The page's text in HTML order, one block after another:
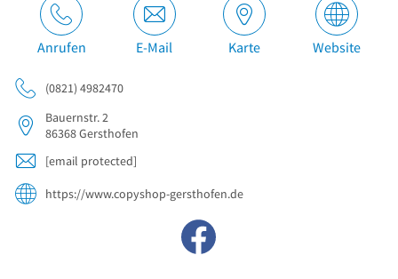
Anrufen E-Mail Karte Website
(0821) 4982470
Bauernstr. 2
86368Gersthofen
[email protected]
https://www.copyshop-gersthofen.de